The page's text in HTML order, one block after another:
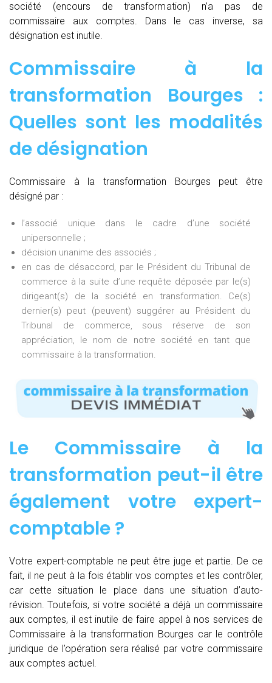
société (encours de transformation) n’a pas de
commissaire aux comptes. Dans le cas inverse, sa
désignation est inutile.
Commissaire à la
transformation Bourges :
Quelles sont les modalités
de désignation
Commissaire à la transformation Bourges peut être
désigné par :
l’associé unique dans le cadre d’une société
unipersonnelle ;
décision unanime des associés ;
en cas de désaccord, par le Président du Tribunal de
commerce à la suite d’une requête déposée par le(s)
dirigeant(s) de la société en transformation. Ce(s)
dernier(s) peut (peuvent) suggérer au Président du
Tribunal de commerce, sous réserve de son
appréciation, le nom de notre société en tant que
commissaire à la transformation.
Le Commissaire à la
transformation peut-il être
également votre expert-
comptable ?
Votre expert-comptable ne peut être juge et partie. De ce
fait, il ne peut à la fois établir vos comptes et les contrôler,
car cette situation le place dans une situation d’auto-
révision. Toutefois, si votre société a déjà un commissaire
aux comptes, il est inutile de faire appel à nos services de
Commissaire à la transformation Bourges car le contrôle
juridique de l’opération sera réalisé par votre commissaire
aux comptes actuel.